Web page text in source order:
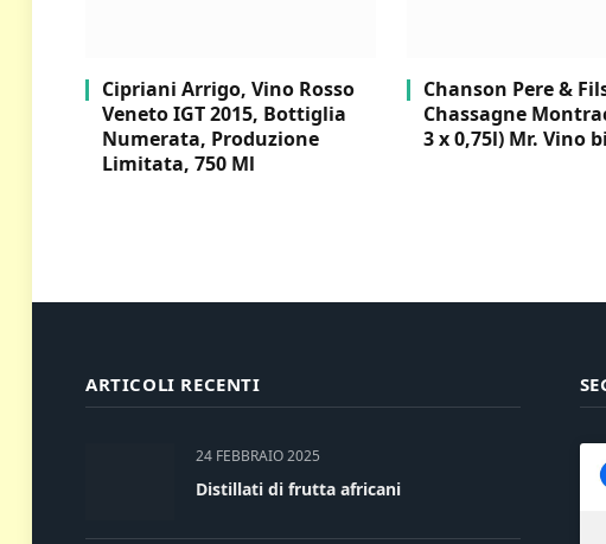
Cipriani Arrigo, Vino Rosso
Veneto IGT 2015, Bottiglia
Numerata, Produzione
Limitata, 750 Ml
Chanson Pere &
Chassagne
3 x 0,75l) Mr. Vino
ARTICOLI RECENTI
24 FEBBRAIO 2025
Distillati di frutta africani